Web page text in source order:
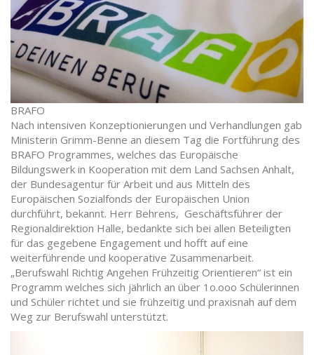
BRAFO
Nach intensiven Konzeptionierungen und Verhandlungen gab
Ministerin Grimm-Benne an diesem Tag die Fortführung des
BRAFO Programmes, welches das Europäische
Bildungswerk in Kooperation mit dem Land Sachsen Anhalt,
der Bundesagentur für Arbeit und aus Mitteln des
Europäischen Sozialfonds der Europäischen Union
durchführt, bekannt. Herr Behrens, Geschäftsführer der
Regionaldirektion Halle, bedankte sich bei allen Beteiligten
für das gegebene Engagement und hofft auf eine
weiterführende und kooperative Zusammenarbeit.
„Berufswahl Richtig Angehen Frühzeitig Orientieren“ ist ein
Programm welches sich jährlich an über 1o.ooo Schülerinnen
und Schüler richtet und sie frühzeitig und praxisnah auf dem
Weg zur Berufswahl unterstützt.